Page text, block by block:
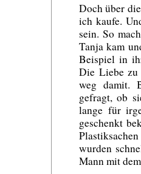
Doch über
ich kaufe.
sein. So
Tanja kam
Beispiel in
Die Liebe zu
weg damit.
gefragt, ob
lange für
geschenkt
wurden
Mann mit